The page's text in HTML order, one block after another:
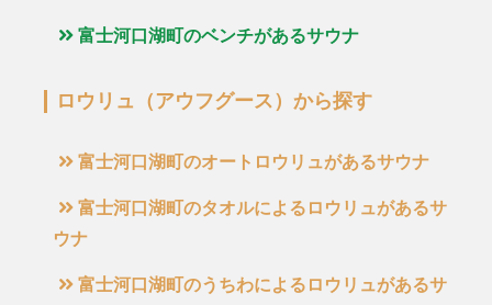
富士河口湖町のベンチがあるサウナ
ロウリュ（アウフグース）から探す
富士河口湖町のオートロウリュがあるサウナ
富士河口湖町のタオルによるロウリュがあるサ
ウナ
富士河口湖町のうちわによるロウリュがあるサ